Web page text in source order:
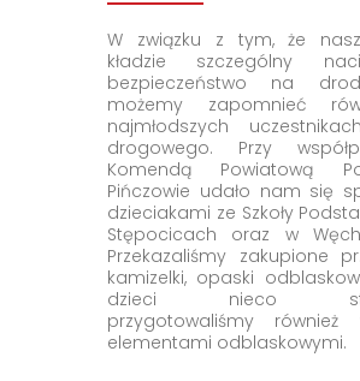
W związku z tym, że
kładzie szczególny
bezpieczeństwo na
możemy zapomnieć
najmłodszych
drogowego. Przy
Komendą Powiatową
Pińczowie udało nam się
dzieciakami ze Szkoły
Stępocicach oraz w
Przekazaliśmy zakupione
kamizelki, opaski
dzieci nieco
przygotowaliśmy
elementami odblaskowymi.